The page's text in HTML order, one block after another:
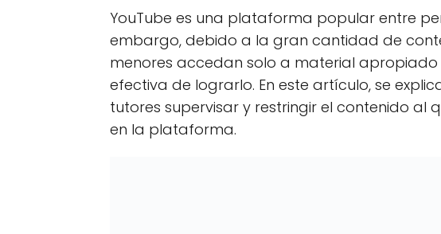
p
a
r
t
e
n
p
a
r
t
i
e
n
YouTube es una plataforma popular entre
embargo, debido a la gran cantidad de
menores accedan solo a material
efectiva de lograrlo. En este artículo, se
tutores supervisar y restringir el contenido
en la plataforma.